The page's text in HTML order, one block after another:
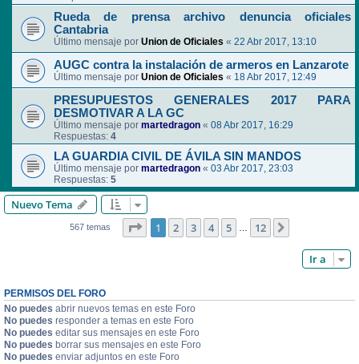
Rueda de prensa archivo denuncia oficiales
Cantabria
Último mensaje por Union de Oficiales « 22 Abr 2017, 13:10
AUGC contra la instalación de armeros en Lanzarote
Último mensaje por Union de Oficiales « 18 Abr 2017, 12:49
PRESUPUESTOS GENERALES 2017 PARA
DESMOTIVAR A LA GC
Último mensaje por martedragon « 08 Abr 2017, 16:29
Respuestas: 4
LA GUARDIA CIVIL DE ÁVILA SIN MANDOS
Último mensaje por martedragon « 03 Abr 2017, 23:03
Respuestas: 5
Nuevo Tema
567 temas Página de 12
1 2 3 4 5 … 12
Ir a
PERMISOS DEL FORO
No puedes abrir nuevos temas en este Foro
No puedes responder a temas en este Foro
No puedes editar sus mensajes en este Foro
No puedes borrar sus mensajes en este Foro
No puedes enviar adjuntos en este Foro